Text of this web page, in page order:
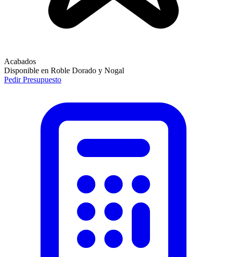
Acabados
Disponible en Roble Dorado y Nogal
Pedir Presupuesto